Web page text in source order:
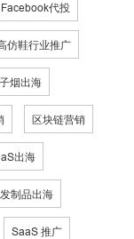
Facebook代投
仿鞋行业推广
烟出海
区块链营销
出海
发制品出海
SaaS 推广